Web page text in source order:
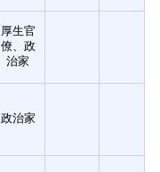
厚生官
僚、政
治家
政治家